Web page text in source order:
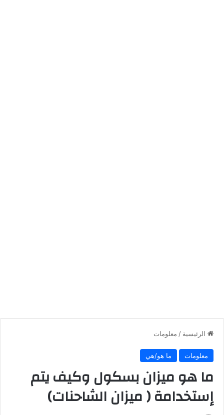
الرئيسية / معلومات
معلومات ما هو/هي
ما هو ميزان بسكول وكيف يتم
إستخدامة ( ميزان الشاحنات)